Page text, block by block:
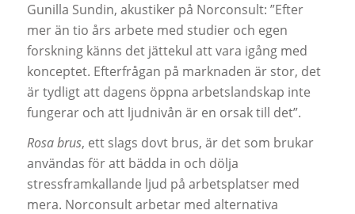
Gunilla Sundin, akustiker på Norconsult: ”Efter
mer än tio års arbete med studier och egen
forskning känns det jättekul att vara igång med
konceptet. Efterfrågan på marknaden är stor, det
är tydligt att dagens öppna arbetslandskap inte
fungerar och att ljudnivån är en orsak till det”.
Rosa brus, ett slags dovt brus, är det som brukar
användas för att bädda in och dölja
stressframkallande ljud på arbetsplatser med
mera. Norconsult arbetar med alternativa